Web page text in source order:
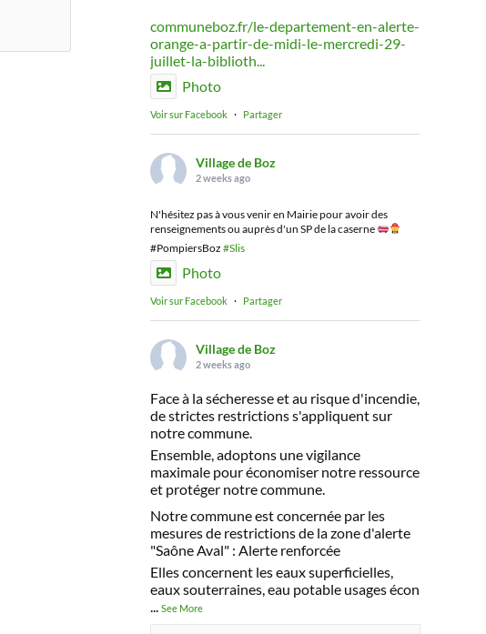
communeboz.fr/le-departement-en-alerte-
orange-a-partir-de-midi-le-mercredi-29-
juillet-la-biblioth...
Photo
Voir sur Facebook · Partager
Village de Boz
2 weeks ago
N'hésitez pas à vous venir en Mairie pour avoir des
renseignements ou auprès d'un SP de la caserne
#PompiersBoz #Slis
Photo
Voir sur Facebook · Partager
Village de Boz
2 weeks ago
Face à la sécheresse et au risque d'incendie,
de strictes restrictions s'appliquent sur
notre commune.
Ensemble, adoptons une vigilance
maximale pour économiser notre ressource
et protéger notre commune.
Notre commune est concernée par les
mesures de restrictions de la zone d'alerte
"Saône Aval" : Alerte renforcée
Elles concernent les eaux superficielles,
eaux souterraines, eau potable usages écon
... See More